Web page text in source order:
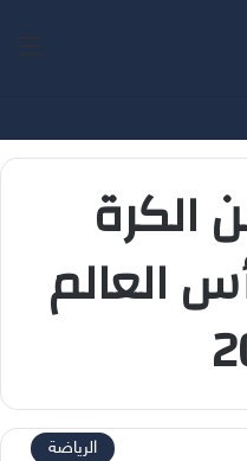
الكرة
العالم
الرياضة